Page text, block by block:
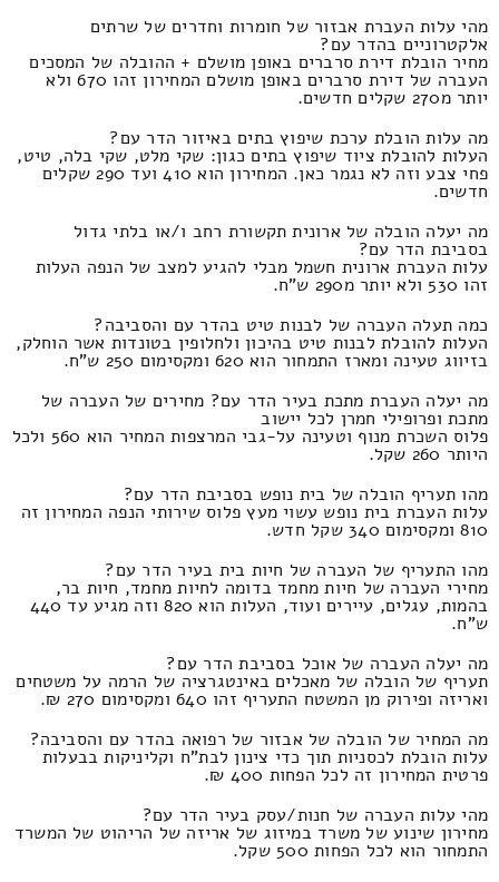
מהי עלות העברת אבזור של חומרות וחדרים של שרתים
אלקטרוניים בהדר עם?
מחיר הובלת דירת סרברים באופן מושלם + ההובלה של המסכים
העברה של דירת סרברים באופן מושלם המחירון זהו 670 ולא
יותר מ270 שקלים חדשים.
מה עלות הובלת ערכת שיפוץ בתים באיזור הדר עם?
העלות להובלת ציוד שיפוץ בתים כגון: שקי מלט, שקי בלה, טיט,
פחי צבע וזה לא נגמר כאן. המחירון הוא 410 ועד 290 שקלים
חדשים.
מה יעלה הובלה של ארונית תקשורת רחב ו/או בלתי גדול
בסביבת הדר עם?
עלות העברת ארונית חשמל מבלי להגיע למצב של הנפה העלות
זהו 530 ולא יותר מ290 ש"ח.
כמה תעלה העברה של לבנות טיט בהדר עם והסביבה?
העלות להובלת לבנות טיט בהיכון ולחלופין בטונדות אשר הוחלק,
בזיווג טעינה ומארז התמחור הוא 620 ומקסימום 250 ש"ח.
מה יעלה העברת מתכת בעיר הדר עם? מחירים של העברה של
מתכת ופרופילי חמרן לכל יישוב
פלוס השכרת מנוף וטעינה על-גבי המרצפות המחיר הוא 560 ולכל
היותר 260 שקל.
מהו תעריף הובלה של בית נופש בסביבת הדר עם?
עלות העברת בית נופש עשוי מעץ פלוס שירותי הנפה המחירון זה
810 ומקסימום 340 שקל חדש.
מהו התעריף של העברה של חיות בית בעיר הדר עם?
מחירי העברה של חיות מחמד בדומה לחיות מחמד, חיות בר,
בהמות, עגלים, עיירים ועוד, העלות הוא 820 וזה מגיע עד 440
ש"ח.
מה יעלה העברה של אוכל בסביבת הדר עם?
תעריף של הובלה של מאכלים באינטגרציה של הרמה על משטחים
ואריזה ופירוק מן המשטח התעריף זהו 640 ומקסימום 270 ₪.
מה המחיר של הובלה של אבזור של רפואה בהדר עם והסביבה?
עלות הובלת לכסניות תוך כדי צינון לבת"ח וקליניקות בבעלות
פרטית המחירון זה לכל הפחות 400 ₪.
מהי עלות העברה של חנות/עסק בעיר הדר עם?
מחירון שינוע של משרד במיזוג של אריזה של הריהוט של המשרד
התמחור הוא לכל הפחות 500 שקל.